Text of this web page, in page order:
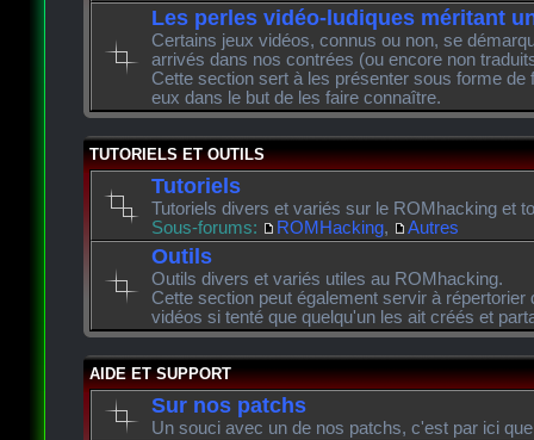
Les perles vidéo-ludiques méritant
Certains jeux vidéos, connus ou non, se
arrivés dans nos contrées (ou encore non
Cette section sert à les présenter sous forme de
eux dans le but de les faire connaître.
TUTORIELS ET OUTILS
Tutoriels
Tutoriels divers et variés sur le ROMhacking et
Sous-forums:
ROMHacking, Autres
Outils
Outils divers et variés utiles au ROMhacking.
Cette section peut également servir à
vidéos si tenté que quelqu'un les ait créés et
AIDE ET SUPPORT
Sur nos patchs
Un souci avec un de nos patchs, c'est par ici